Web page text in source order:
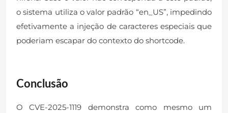
o sistema utiliza o valor padrão “en_US”, impedindo
efetivamente a injeção de caracteres especiais que
poderiam escapar do contexto do shortcode.
Conclusão
O CVE-2025-1119 demonstra como mesmo um